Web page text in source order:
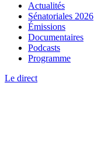
Actualités
Sénatoriales 2026
Émissions
Documentaires
Podcasts
Programme
Le direct